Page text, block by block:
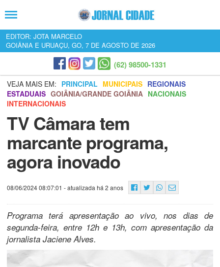
EDITOR: JOTA MARCELO
GOIÂNIA E URUAÇU, GO, 7 DE AGOSTO DE 2026
(62) 98500-1331
VEJA MAIS EM: PRINCIPAL MUNICIPAIS REGIONAIS
ESTADUAIS GOIÂNIA/GRANDE GOIÂNIA NACIONAIS
INTERNACIONAIS
TV Câmara tem
marcante programa,
agora inovado
08/06/2024 08:07:01 - atualizada há 2 anos
Programa terá apresentação ao vivo, nos dias de
segunda-feira, entre 12h e 13h, com apresentação da
jornalista Jaciene Alves.